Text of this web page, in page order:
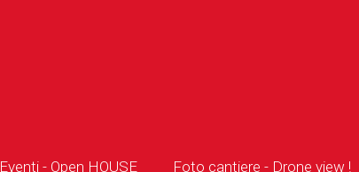
Eventi - Open HOUSE Foto cantiere - Drone view !